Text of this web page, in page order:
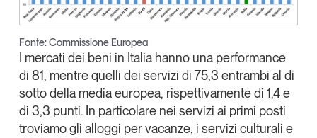
Fonte: Commissione Europea
I mercati dei beni in Italia hanno una performance
di 81, mentre quelli dei servizi di 75,3 entrambi al di
sotto della media europea, rispettivamente di 1,4 e
di 3,3 punti. In particolare nei servizi ai primi posti
troviamo gli alloggi per vacanze, i servizi culturali e